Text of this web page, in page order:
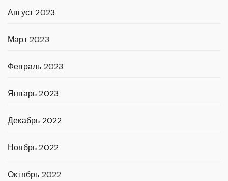
Август 2023
Март 2023
Февраль 2023
Январь 2023
Декабрь 2022
Ноябрь 2022
Октябрь 2022